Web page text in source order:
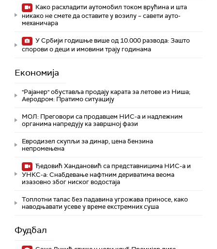
Како расхладити аутомобил током врућина и шта
никако не смете да оставите у возилу – савети ауто-
механичара
У Србији годишње више од 10.000 развода: Зашто
спорови о деци и имовини трају годинама
Економија
"Рајанер" обуставља продају карата за летове из Ниша;
Аеродром: Пратимо ситуацију
МОЛ: Преговори са продавцем НИС-а и надлежним
органима напредују ка завршној фази
Евродизел скупљи за динар, цена бензина
непромењена
Ђедовић Хандановић са представницима НИС-а и
УНКС-а: Снабдевање нафтним дериватима веома
изазовно због ниског водостаја
Топлотни талас без падавина угрожава приносе, како
наводњавати усеве у време екстремних суша
Фудбал